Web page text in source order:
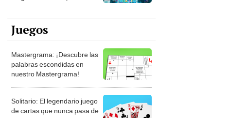
Juegos
Mastergrama: ¡Descubre las
palabras escondidas en
nuestro Mastergrama!
Solitario: El legendario juego
de cartas que nunca pasa de